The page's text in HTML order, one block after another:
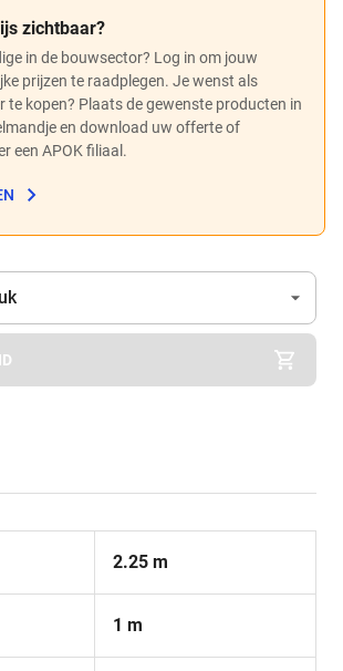
zichtbaar?
in de bouwsector? Log in om jouw
prijzen te raadplegen. Je wenst als
te kopen? Plaats de gewenste producten in
en download uw offerte of
een APOK filiaal.
(Optioneel)
2.25 m
1 m